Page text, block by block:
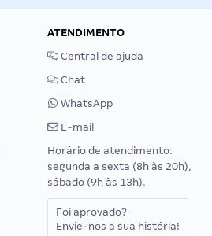
ATENDIMENTO
Central de ajuda
Chat
WhatsApp
E-mail
Horário de atendimento:
segunda a sexta (8h às 20h),
sábado (9h às 13h).
Foi aprovado?
Envie-nos a sua história!